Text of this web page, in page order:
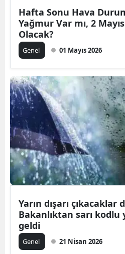
Hafta Sonu Hava
Yağmur Var mı, 2
Olacak?
Genel 01 Mayıs 2026
Yarın dışarı çıkacaklar
Bakanlıktan sarı kodlu
geldi
Genel 21 Nisan 2026